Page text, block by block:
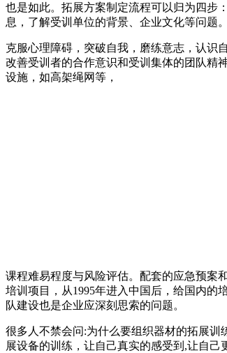
也是如此。拓展方案制定流程可以归为四
息，了解受训单位的背景、企业文化等问题
克服心理障碍，突破自我，磨练意志，认识
改善受训者的合作意识和受训集体的团队精
设施，如高架绳网等，
课程难易程度与风险评估。配套的应急预案
培训项目，从1995年进入中国后，给国内的
队建设也是企业应深刻思索的问题。
很多人不禁会问:为什么要组织器材的拓展
展设备的训练，让自己真实的感受到,让自